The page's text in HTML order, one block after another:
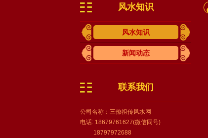
风水知识
风水知识
新闻动态
联系我们
公司名称：三僚祖传风水网
电话: 18679761627(微信同号)
18797972688